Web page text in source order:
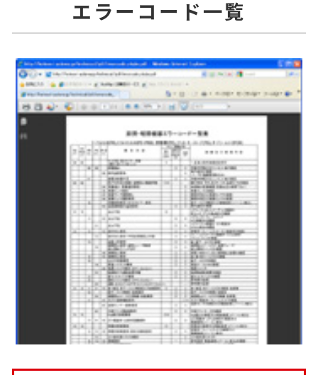
エラーコード一覧